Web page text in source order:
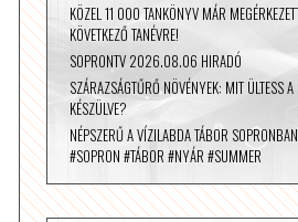
KÖZEL 11 000 TANKÖNYV MÁR
KÖVETKEZŐ TANÉVRE!
SOPRONTV 2026.08.06 HIRADÓ
SZÁRAZSÁGTŰRŐ NÖVÉNYEK: MIT ÜLTESS
KÉSZÜLVE?
NÉPSZERŰ A VÍZILABDA TÁBOR
#SOPRON #TÁBOR #NYÁR #SUMMER